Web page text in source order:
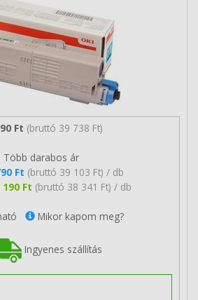
Ft (bruttó 39 738 Ft)
Több darabos ár
Ft (bruttó 39 103 Ft) / db
190 Ft (bruttó 38 341 Ft) / db
Mikor kapom meg?
Ingyenes szállítás